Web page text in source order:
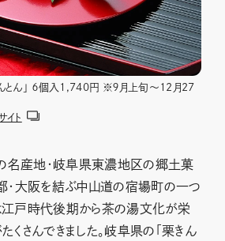
とん」 ６個入1,740円 ※９月上旬～12月27
ト
の名産地・岐阜県東濃地区の郷土菓
・大阪を結ぶ中山道の宿場町の一つ
江戸時代後期から茶の湯文化が栄
くさんできました。岐阜県の「栗きん